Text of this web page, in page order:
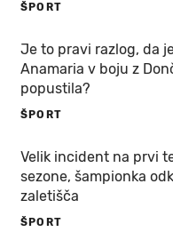
ŠPORT
Je to pravi razlog, da
Anamaria v boju z
popustila?
ŠPORT
Velik incident na prvi
sezone, šampionka
zaletišča
ŠPORT